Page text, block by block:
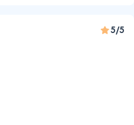
5/5